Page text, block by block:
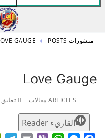
عن:
منشورات POSTS GAUGE
Love Gauge
تعليق 0
القاريء Reader